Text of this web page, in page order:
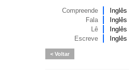
Compreende
Fala
Lê
Escreve
Voltar